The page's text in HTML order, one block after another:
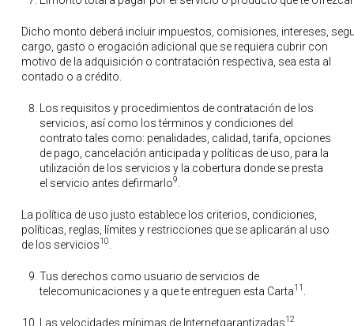
Dicho monto deberá incluir impuestos, comisiones, intereses,
cargo, gasto o erogación adicional que se requiera cubrir con
motivo de la adquisición o contratación respectiva, sea esta al
contado o a crédito.
Los requisitos y procedimientos de contratación de los
servicios, así como los términos y condiciones del
contrato tales como: penalidades, calidad, tarifa, opciones
de pago, cancelación anticipada y políticas de uso, para la
utilización de los servicios y la cobertura donde se presta
el servicio antes defirmarlo9
La política de uso justo establece los criterios, condiciones,
políticas, reglas, límites y restricciones que se aplicarán al uso
de los servicios10
Tus derechos como usuario de servicios de
telecomunicaciones y a que te entreguen esta Carta11
Las velocidades mínimas de Internetgarantizadas12